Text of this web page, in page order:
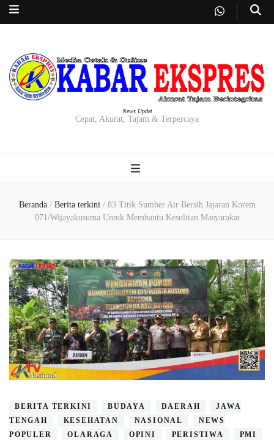
News Updet
Cepat, Akurat, Tajam & Terpercaya
Beranda / Berita terkini / 83 Titik Sumber Air Bersih Jajaran Korem
071/Wijayakusuma Untuk Membantu Kesulitan Masyarakat
BERITA TERKINI BUDAYA DAERAH
JAWA
TENGAH
KESEHATAN NASIONAL
NEWS
POPULER
OLARAGA OPINI PERISTIWA
PMI